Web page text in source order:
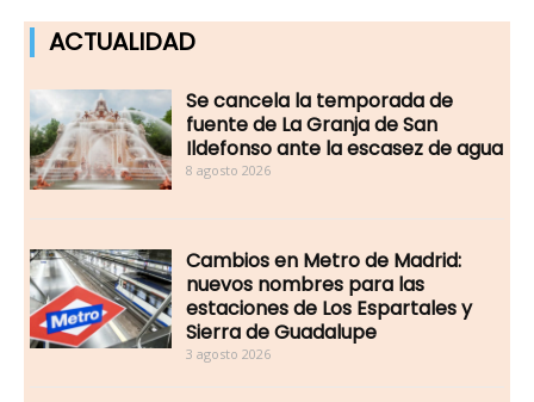
ACTUALIDAD
Se cancela la temporada de
fuente de La Granja de San
Ildefonso ante la escasez de agua
8 agosto 2026
Cambios en Metro de Madrid:
nuevos nombres para las
estaciones de Los Espartales y
Sierra de Guadalupe
3 agosto 2026